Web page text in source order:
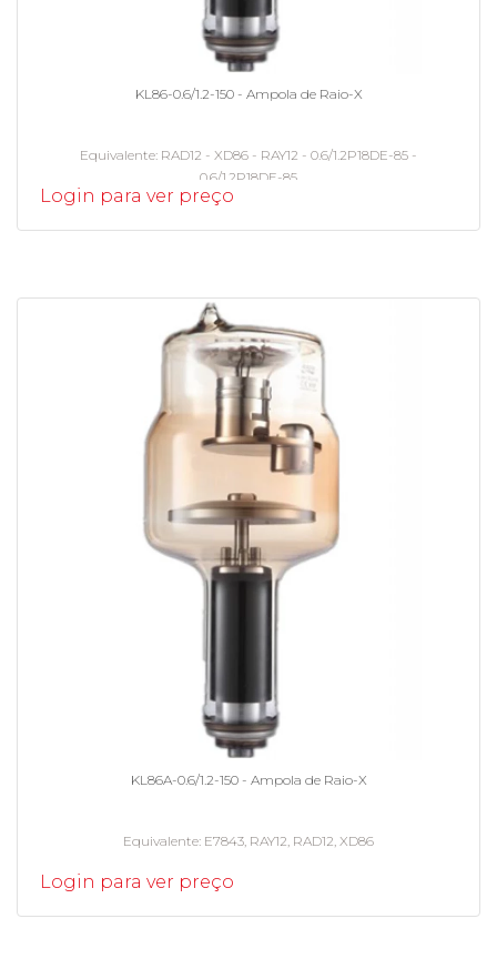
KL86-0.6/1.2-150 - Ampola de Raio-X
Equivalente RAD12 - XD86 - RAY12 - 0.6/1.2P18DE-85 -
0.6/1.2P18DE-85
Login para ver preço
KL86A-0.6/1.2-150 - Ampola de Raio-X
Equivalente E7843, RAY12, RAD12, XD86
Login para ver preço